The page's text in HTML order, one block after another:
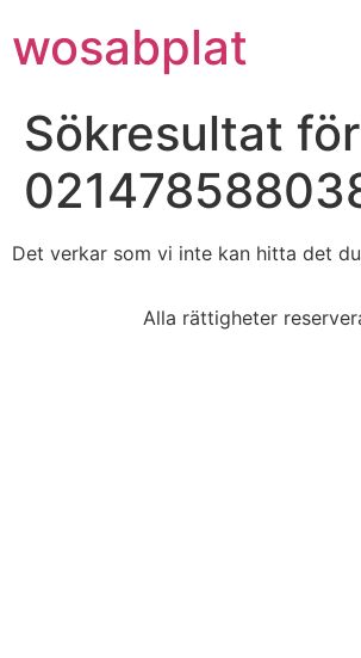
wosabplat
Sökresultat
Det verkar som vi inte kan hitta det
Alla rättigheter